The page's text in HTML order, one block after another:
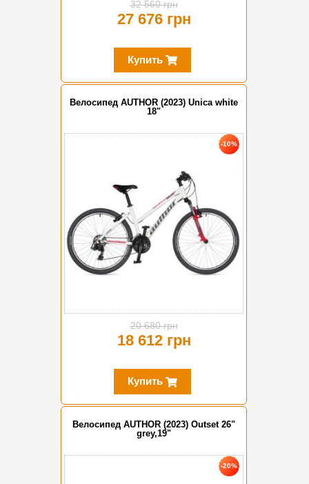
32 560 грн
27 676 грн
Купить
Велосипед AUTHOR (2023) Unica white
18"
-10%
20 680 грн
18 612 грн
Купить
Велосипед AUTHOR (2023) Outset 26"
grey,19"
-20%